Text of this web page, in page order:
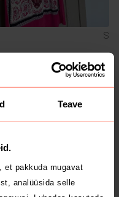
Teave
et pakkuda mugavat
analüüsida selle
S